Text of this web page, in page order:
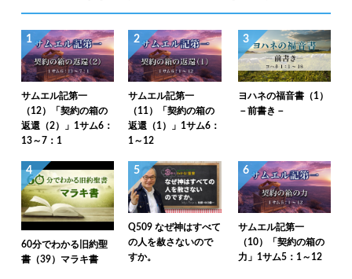
1
サムエル記第一
（12）「契約の箱の
返還（2）」1サム6：
13～7：1
2
サムエル記第一
（11）「契約の箱の
返還（1）」1サム6：
1～12
3
ヨハネの福音書（1）
－前書き－
4
60分でわかる旧約聖
書（39）マラキ書
5
Q509 なぜ神はすべて
の人を赦さないので
すか。
6
サムエル記第一
（10）「契約の箱の
力」1サム5：1～12